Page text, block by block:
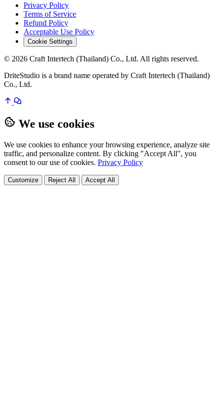
Privacy Policy
Terms of Service
Refund Policy
Acceptable Use Policy
Cookie Settings
© 2026 Craft Intertech (Thailand) Co., Ltd. All rights reserved.
DriteStudio is a brand name operated by Craft Intertech (Thailand)
Co., Ltd.
We use cookies
We use cookies to enhance your browsing experience, analyze site
traffic, and personalize content. By clicking "Accept All", you
consent to our use of cookies. Privacy Policy
Customize Reject All Accept All